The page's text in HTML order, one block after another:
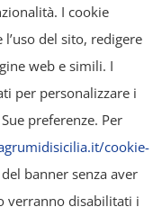
Produttivo Agrumi di
vietato copiarli,
anche soltanto in
disponibili gratuitamente
per uso personale.
e senza alcun fine
chiaramente
I cookie
del sito, redigere
web e simili. I
per personalizzare i
preferenze. Per
cookie-
banner senza aver
verranno disabilitati i